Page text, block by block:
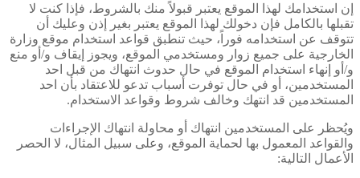
إن استخدامك لهذا الموقع يعتبر قبولاً منك بالشروط، فإذا كنت لا
تقبلها بالكامل فإن دخولك لهذا الموقع يعتبر بغير إذن وعليك أن
تتوقف عن استخدامه فوراً، حيث تنطبق قواعد استخدام موقع وزارة
الخارجية على جميع زوار ومستخدمي الموقع، ويجوز إيقاف و/ أو منع
و/ أو إنهاء استخدام الموقع في حال حدوث انتهاك من قبل احد
المستخدمين، أو في حال توفرت أسباب تدعو للاعتقاد بأن احد
المستخدمين قد انتهك وخالف شروط وقواعد الاستخدام.
ويُحظر على المستخدمين انتهاك أو محاولة انتهاك الإجراءات
والقواعد المعمول بها لحماية الموقع، وعلى سبيل المثال، لا الحصر
الأعمال التالية: